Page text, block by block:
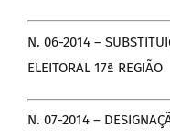
N. 06-2014 –
ELEITORAL 17ª REGIÃO
N. 07-2014 –